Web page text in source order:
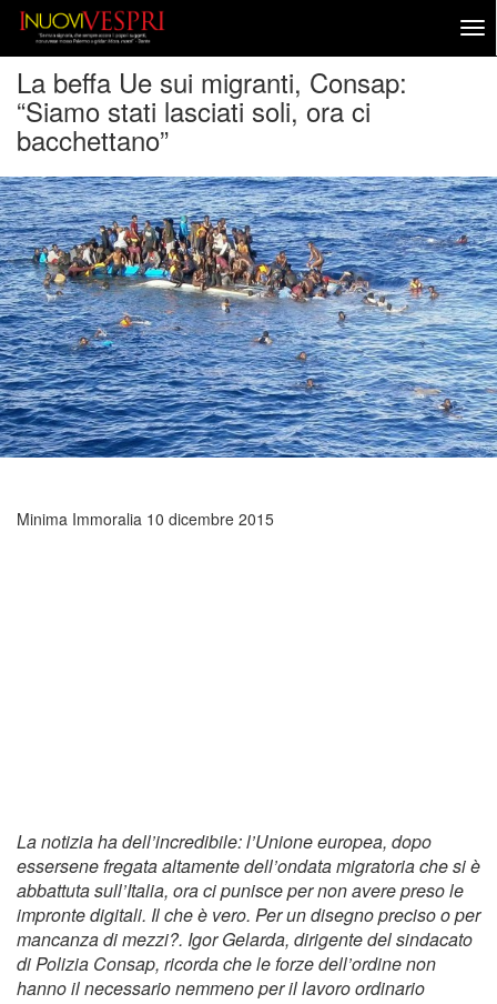
La beffa Ue sui migranti, Consap:
“Siamo stati lasciati soli, ora ci
bacchettano”
Minima Immoralia 10 dicembre 2015
La notizia ha dell’incredibile: l’Unione europea, dopo
essersene fregata altamente dell’ondata migratoria che si è
abbattuta sull’Italia, ora ci punisce per non avere preso le
impronte digitali. Il che è vero. Per un disegno preciso o per
mancanza di mezzi?. Igor Gelarda, dirigente del sindacato
di Polizia Consap, ricorda che le forze dell’ordine non
hanno il necessario nemmeno per il lavoro ordinario